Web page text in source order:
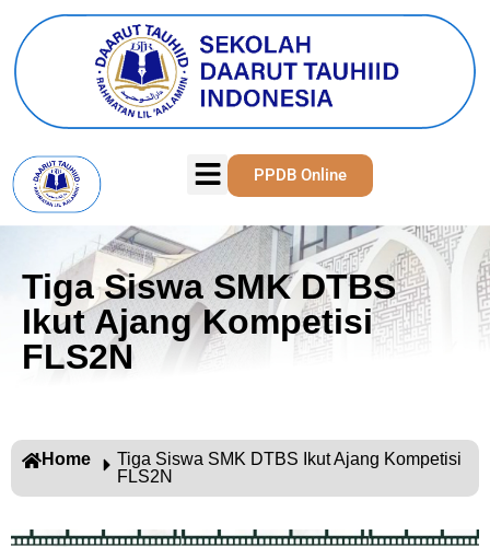
PPDB Online
Tiga Siswa SMK DTBS
Ikut Ajang Kompetisi
FLS2N
Home
Tiga Siswa SMK DTBS Ikut Ajang Kompetisi
FLS2N